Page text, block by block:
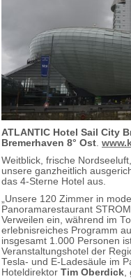
ATLANTIC Hotel Sail City
Bremerhaven 8° Ost.
Weitblick, frische
unsere ganzheitlich
das 4-Sterne Hotel aus.
„Unsere 120 Zimmer in
Panoramarestaurant
Verweilen ein, während im
erlebnisreiches Programm
insgesamt 1.000 Personen
Veranstaltungshotel der
Tesla- und E-Ladesäule im
Hoteldirektor Tim Oberdick,